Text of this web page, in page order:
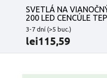
SVETLÁ NA
200 LED CENCÚLE
3-7 dní (>5 buc.)
lei115,59